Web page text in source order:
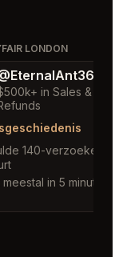
LONDON
in Sales & Low
140-verzoeken in
in 5 minutes